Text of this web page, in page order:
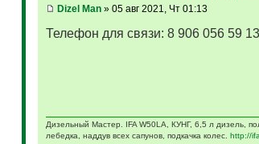
Dizel Man» 05 авг 2021, Чт 01:13
Телефон для связи: 8 906 056 59
Дизельный Мастер. IFA W50LA, КУНГ, 6,5 л дизель,
лебедка, наддув всех сапунов, подкачка колес. http://